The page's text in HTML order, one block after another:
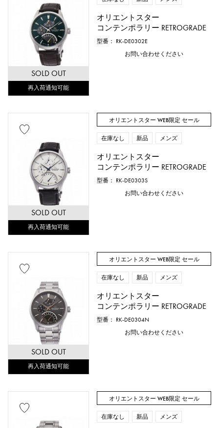
SOLD OUT
再入荷通知可能
オリエントスター
コンテンポラリー RETROGRADE
型番： RK-DE0302E
お問い合わせください
SOLD OUT
再入荷通知可能
オリエントスター WEB限定 セール
在庫なし 新品 メンズ
オリエントスター
コンテンポラリー RETROGRADE
型番： RK-DE0303S
お問い合わせください
SOLD OUT
再入荷通知可能
オリエントスター WEB限定 セール
在庫なし 新品 メンズ
オリエントスター
コンテンポラリー RETROGRADE
型番： RK-DE0304N
お問い合わせください
オリエントスター WEB限定 セール
在庫なし 新品 メンズ